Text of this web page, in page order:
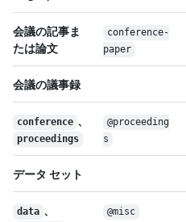
会議の記事ま
たは論文
conference-
paper
会議の議事録
conference 、
proceedings
@proceeding
s
データ セット
data 、 @misc